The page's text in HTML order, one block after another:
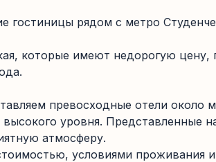
рядом с метро
которые имеют недорогую цену,
превосходные отели около
уровня. Представленные
атмосферу.
условиями проживания